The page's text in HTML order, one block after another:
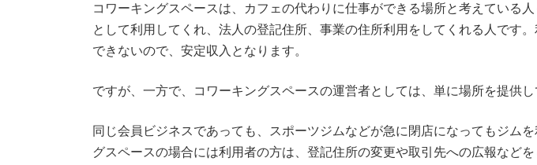
コワーキングスペースは、カフェの代わりに仕事ができる場所と考えている
として利用してくれ、法人の登記住所、事業の住所利用をしてくれる人です
できないので、安定収入となります。
ですが、一方で、コワーキングスペースの運営者としては、単に場所を提供
同じ会員ビジネスであっても、スポーツジムなどが急に閉店になってもジム
グスペースの場合には利用者の方は、登記住所の変更や取引先への広報など